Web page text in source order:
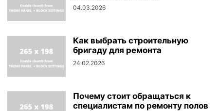
04.03.2026
Как выбрать строительную
бригаду для ремонта
24.02.2026
Почему стоит обращаться к
специалистам по ремонту полов